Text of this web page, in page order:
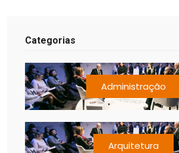
Categorias
Administração
Arquitetura